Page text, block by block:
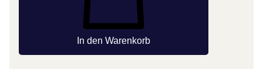
In den Warenkorb